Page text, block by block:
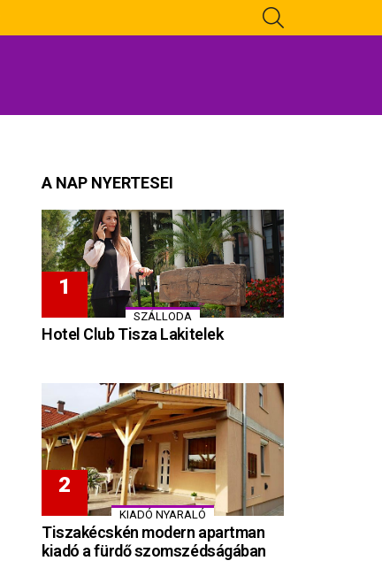
A NAP NYERTESEI
SZÁLLODA
Hotel Club Tisza Lakitelek
KIADÓ NYARALÓ
Tiszakécskén modern apartman
kiadó a fürdő szomszédságában